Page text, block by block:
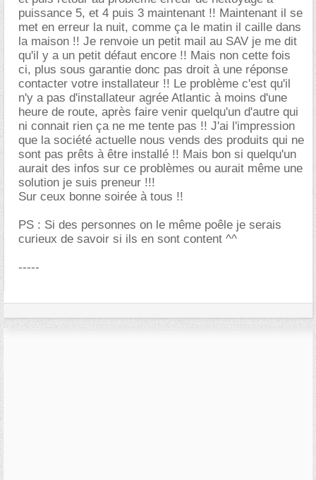
puissance 5, et 4 puis 3 maintenant !! Maintenant il se
met en erreur la nuit, comme ça le matin il caille dans
la maison !! Je renvoie un petit mail au SAV je me dit
qu'il y a un petit défaut encore !! Mais non cette fois
ci, plus sous garantie donc pas droit à une réponse
contacter votre installateur !! Le problème c'est qu'il
n'y a pas d'installateur agrée Atlantic à moins d'une
heure de route, après faire venir quelqu'un d'autre qui
ni connait rien ça ne me tente pas !! J'ai l'impression
que la société actuelle nous vends des produits qui ne
sont pas prêts à être installé !! Mais bon si quelqu'un
aurait des infos sur ce problèmes ou aurait même une
solution je suis preneur !!!
Sur ceux bonne soirée à tous !!
PS : Si des personnes on le même poêle je serais
curieux de savoir si ils en sont content ^^
-----